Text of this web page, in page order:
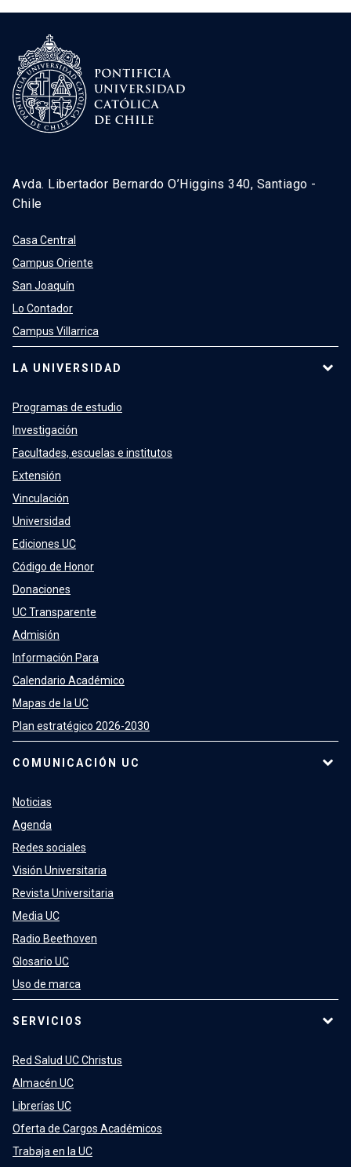
Avda. Libertador Bernardo O’Higgins 340, Santiago -
Chile
Casa Central
Campus Oriente
San Joaquín
Lo Contador
Campus Villarrica
LA UNIVERSIDAD
Programas de estudio
Investigación
Facultades, escuelas e institutos
Extensión
Vinculación
Universidad
Ediciones UC
Código de Honor
Donaciones
UC Transparente
Admisión
Información Para
Calendario Académico
Mapas de la UC
Plan estratégico 2026-2030
COMUNICACIÓN UC
Noticias
Agenda
Redes sociales
Visión Universitaria
Revista Universitaria
Media UC
Radio Beethoven
Glosario UC
Uso de marca
SERVICIOS
Red Salud UC Christus
Almacén UC
Librerías UC
Oferta de Cargos Académicos
Trabaja en la UC